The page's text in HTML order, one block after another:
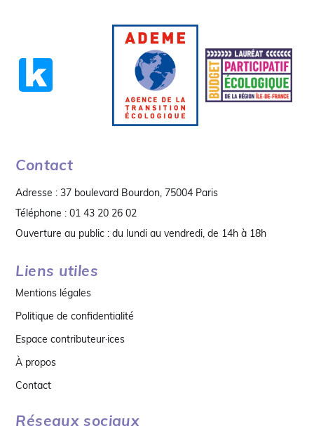
Contact
Adresse : 37 boulevard Bourdon, 75004 Paris
Téléphone : 01 43 20 26 02
Ouverture au public : du lundi au vendredi, de 14h à 18h
Liens utiles
Mentions légales
Politique de confidentialité
Espace contributeur·ices
À propos
Contact
Réseaux sociaux